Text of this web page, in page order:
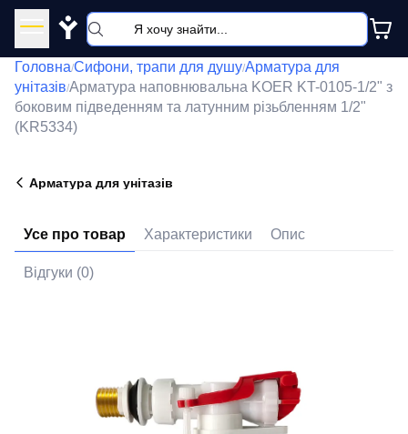
Y
Головна/Сифони, трапи для душу/Арматура для
унітазів/Арматура наповнювальна KOER KT-0105-1/2" з
боковим підведенням та латунним різьбленням 1/2"
(KR5334)
Арматура для унітазів
Усе про товар Характеристики Опис
Відгуки (0)